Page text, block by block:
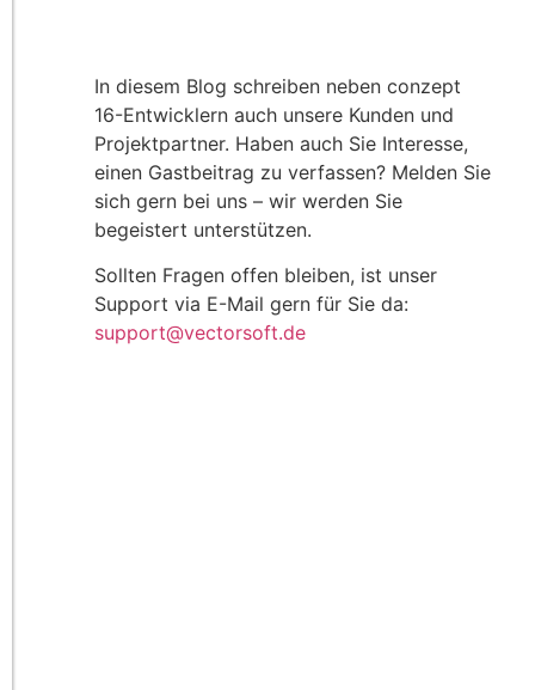
In diesem Blog schreiben neben conzept
16-Entwicklern auch unsere Kunden und
Projektpartner. Haben auch Sie Interesse,
einen Gastbeitrag zu verfassen? Melden Sie
sich gern bei uns – wir werden Sie
begeistert unterstützen.
Sollten Fragen offen bleiben, ist unser
Support via E-Mail gern für Sie da:
support@vectorsoft.de